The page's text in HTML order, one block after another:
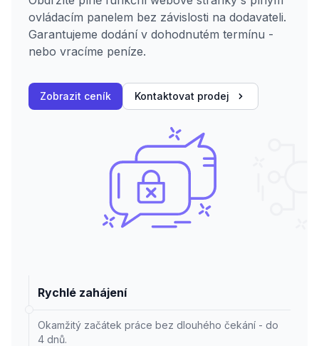
ovládacím panelem bez závislosti na dodavateli.
Garantujeme dodání v dohodnutém termínu -
nebo vracíme peníze.
Zobrazit ceník Kontaktovat prodej
Rychlé zahájení
Okamžitý začátek práce bez dlouhého čekání - do
4 dnů.